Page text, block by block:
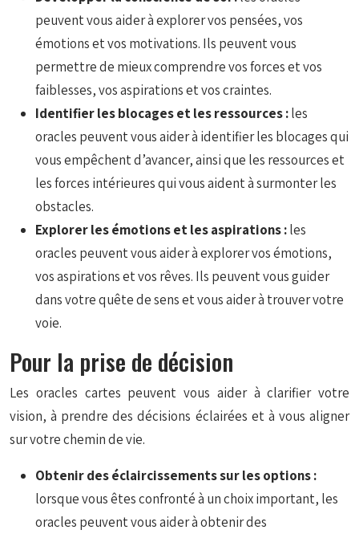
peuvent vous aider à explorer vos pensées, vos
émotions et vos motivations. Ils peuvent vous
permettre de mieux comprendre vos forces et vos
faiblesses, vos aspirations et vos craintes.
Identifier les blocages et les ressources :les
oracles peuvent vous aider à identifier les blocages qui
vous empêchent d’avancer, ainsi que les ressources et
les forces intérieures qui vous aident à surmonter les
obstacles.
Explorer les émotions et les aspirations :les
oracles peuvent vous aider à explorer vos émotions,
vos aspirations et vos rêves. Ils peuvent vous guider
dans votre quête de sens et vous aider à trouver votre
voie.
Pour la prise de décision
Les oracles cartes peuvent vous aider à clarifier votre
vision, à prendre des décisions éclairées et à vous aligner
sur votre chemin de vie.
Obtenir des éclaircissements sur les options :
lorsque vous êtes confronté à un choix important, les
oracles peuvent vous aider à obtenir des